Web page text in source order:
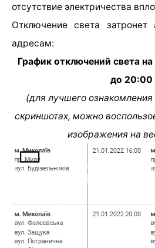
отсутствие электричества
Отключение света затронет
адресам:
График отключений света на
до 20:00
(для лучшего
скриншотах, можно
изображения на
[ad_2]